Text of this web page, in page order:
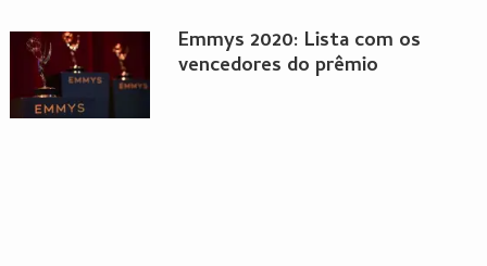
Emmys 2020: Lista com os
vencedores do prêmio